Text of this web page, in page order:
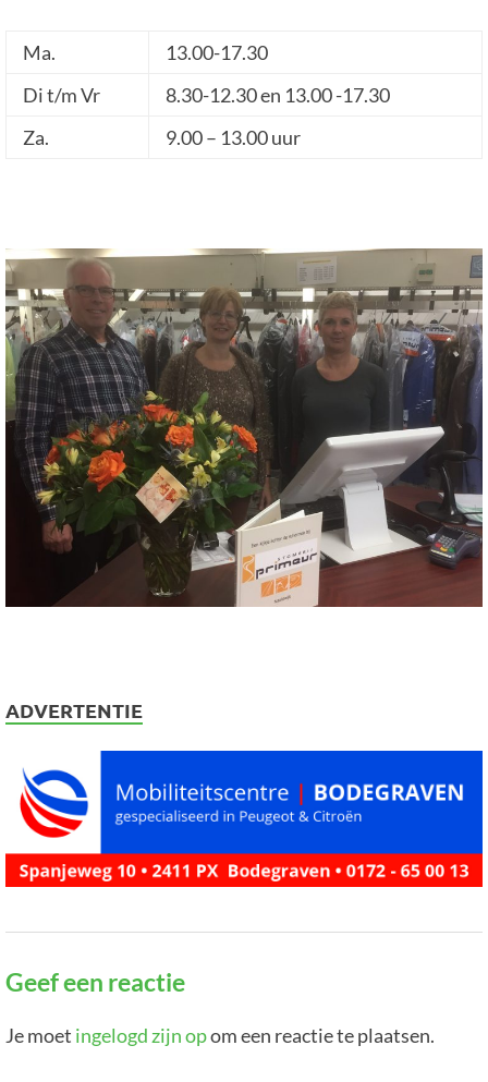
Ma.
13.00-17.30
Di t/m Vr
8.30-12.30 en 13.00 -17.30
Za.
9.00 – 13.00 uur
ADVERTENTIE
Geef een reactie
Je moet ingelogd zijn opom een reactie te plaatsen.